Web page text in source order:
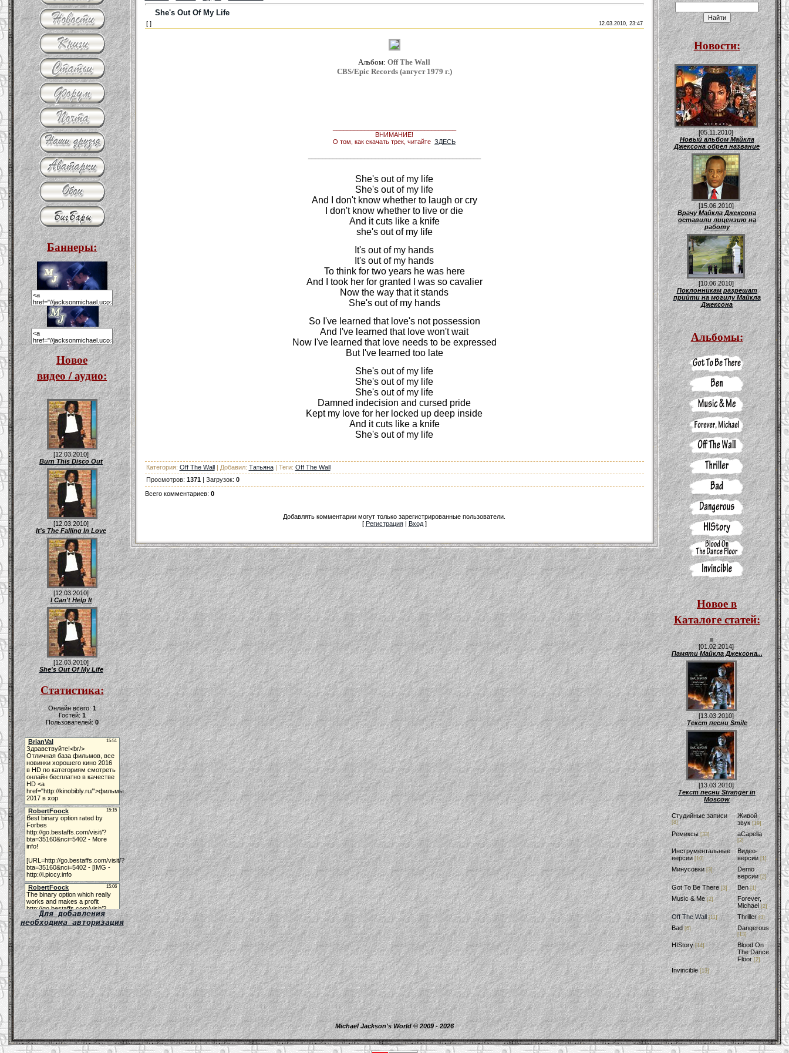
Баннеры:
Новое
видео / аудио:
[12.03.2010]
Burn This Disco Out
[12.03.2010]
It's The Falling In Love
[12.03.2010]
I Can't Help It
[12.03.2010]
She's Out Of My Life
Статистика:
Онлайн всего:1
Гостей:1
Пользователей:0
Для добавления
необходима авторизация
She's Out Of My Life
[ ] 12.03.2010, 23:47
Альбом: Off The Wall
CBS/Epic Records (август 1979 г.)
ВНИМАНИЕ!
О том, как скачать трек, читайте ЗДЕСЬ
She's out of my life
She's out of my life
And I don't know whether to laugh or cry
I don't know whether to live or die
And it cuts like a knife
she's out of my life
It's out of my hands
It's out of my hands
To think for two years he was here
And I took her for granted I was so cavalier
Now the way that it stands
She's out of my hands
So I've learned that love's not possession
And I've learned that love won't wait
Now I've learned that love needs to be expressed
But I've learned too late
She's out of my life
She's out of my life
She's out of my life
Damned indecision and cursed pride
Kept my love for her locked up deep inside
And it cuts like a knife
She's out of my life
Категория: Off The Wall Добавил: Татьяна| Теги: Off The Wall
Просмотров: 1371| Загрузок: 0
Всего комментариев: 0
Добавлять комментарии могут только зарегистрированные пользователи.
[ Регистрация| Вход]
Новости:
[05.11.2010]
Новый альбом Майкла
Джексона обрел название
[15.06.2010]
Врачу Майкла Джексона
оставили лицензию на
работу
[10.06.2010]
Поклонникам разрешат
прийти на могилу Майкла
Джексона
Альбомы:
Новое в
Каталоге статей:
[01.02.2014]
Памяти Майкла Джексона...
[13.03.2010]
Текст песни Smile
[13.03.2010]
Текст песни Stranger in
Moscow
Студийные записи
[8]
Живой
звук [19]
Ремиксы [33] aCapella
[2]
Инструментальные
версии [10]
Видео-
версии [1]
Минусовки [3]
Demo
версии [2]
Got To Be There [3] Ben [1]
Music & Me [2]
Forever,
Michael [2]
Off The Wall [11] Thriller [3]
Bad [6] Dangerous
[13]
HIStory [14]
Blood On
The Dance
Floor [2]
Invincible [13]
Michael Jackson's World © 2009 - 2026